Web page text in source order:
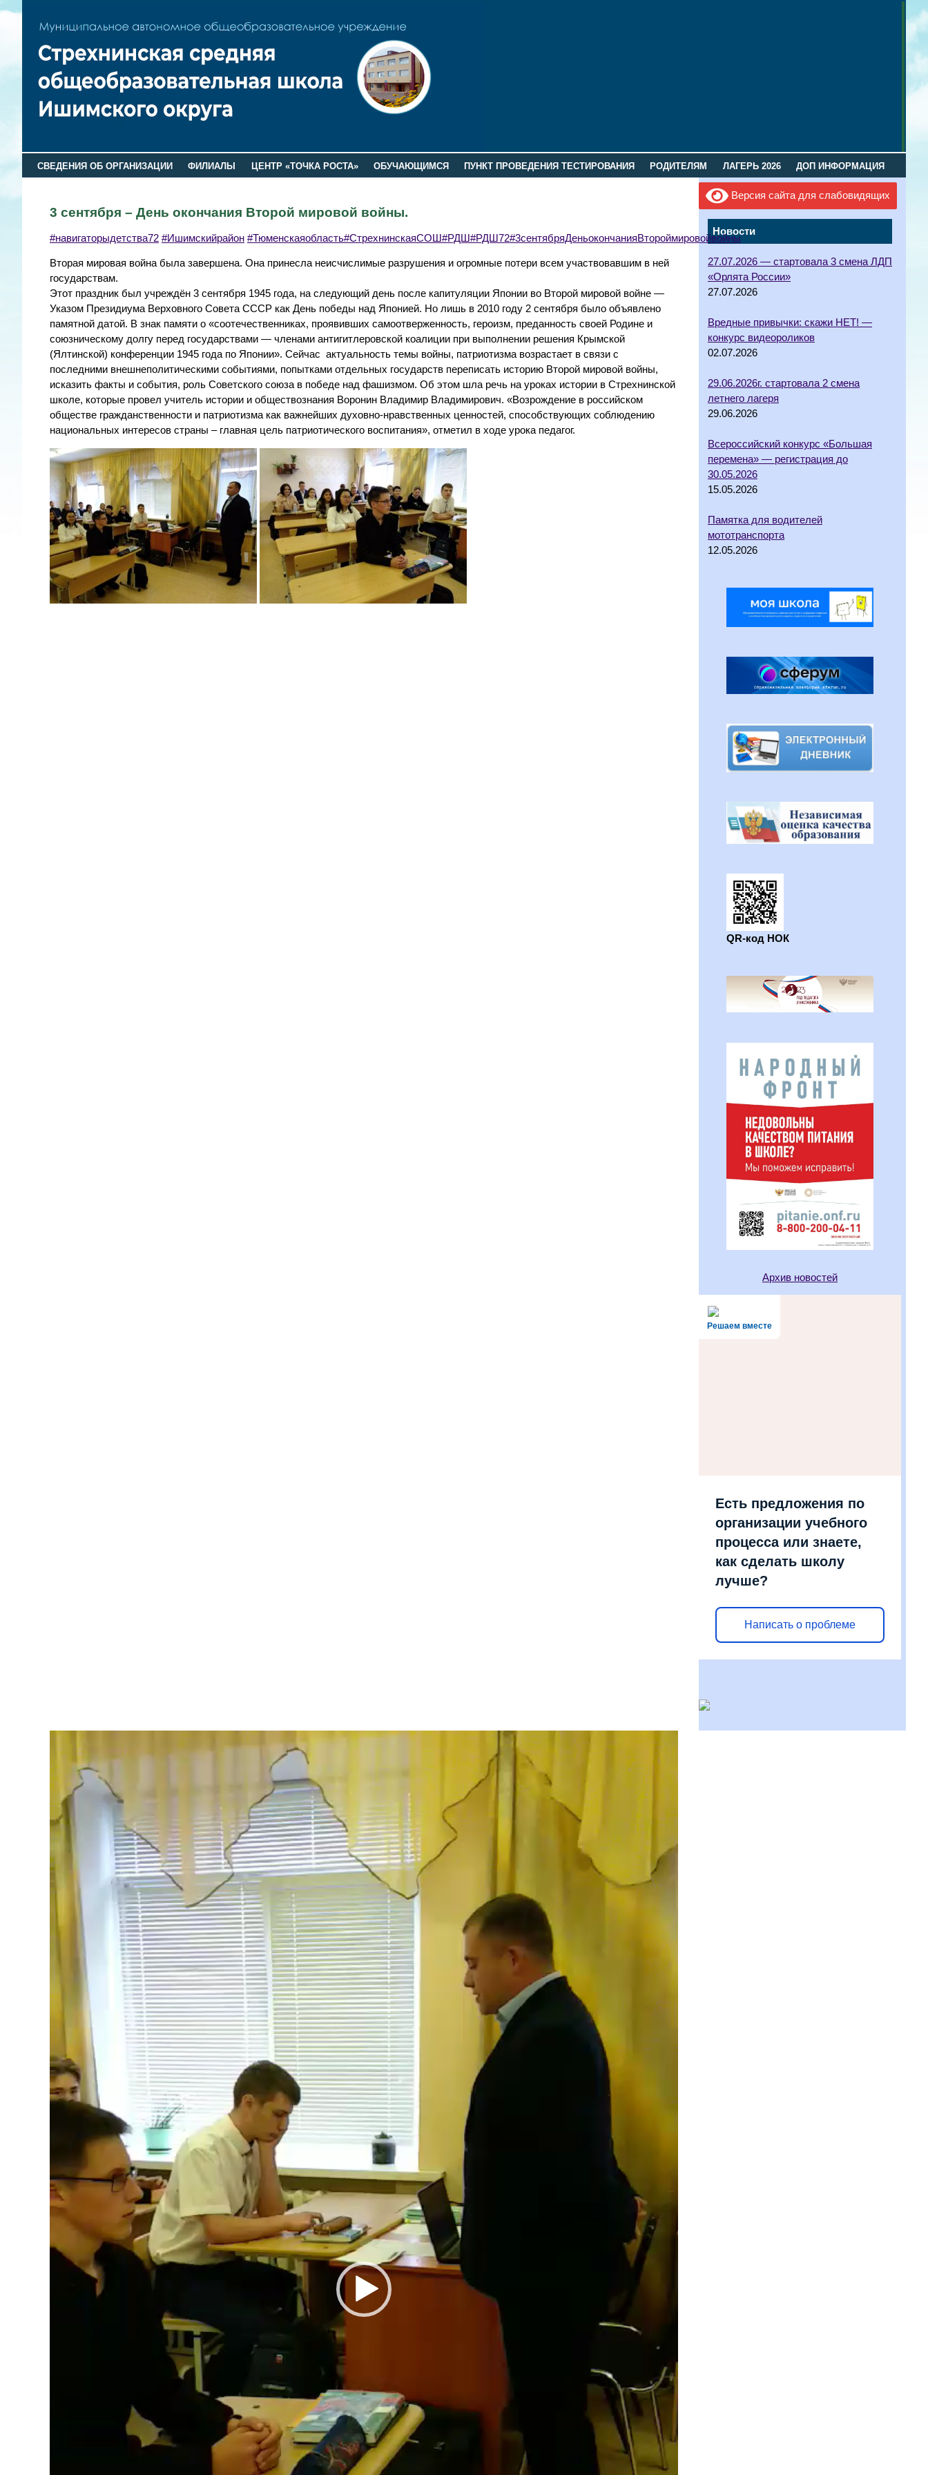
СВЕДЕНИЯ ОБ ОРГАНИЗАЦИИ ФИЛИАЛЫ ЦЕНТР «ТОЧКА РОСТА» ОБУЧАЮЩИМСЯ ПУНКТ ПРОВЕДЕНИЯ ТЕСТИРОВАНИЯ РОДИТЕЛЯМ ЛАГЕРЬ 2026 ДОП ИНФОРМАЦИЯ
Версия сайта для слабовидящих
Новости
27.07.2026 — стартовала 3 смена ЛДП
«Орлята России»
27.07.2026
Вредные привычки: скажи НЕТ! —
конкурс видеороликов
02.07.2026
29.06.2026г. стартовала 2 смена
летнего лагеря
29.06.2026
Всероссийский конкурс «Большая
перемена» — регистрация до
30.05.2026
15.05.2026
Памятка для водителей
мототранспорта
12.05.2026
QR-код НОК
Архив новостей
Решаем вместе
Есть предложения по
организации учебного
процесса или знаете,
как сделать школу
лучше?
Написать о проблеме
3 сентября – День окончания Второй мировой войны.
#навигаторыдетства72 #Ишимскийрайон #Тюменскаяобласть#СтрехнинскаяСОШ #РДШ#РДШ72#3сентябряДеньокончанияВтороймировойвойны
Вторая мировая война была завершена. Она принесла неисчислимые разрушения и огромные потери всем участвовавшим в ней
государствам.
Этот праздник был учреждён 3 сентября 1945 года, на следующий день после капитуляции Японии во Второй мировой войне —
Указом Президиума Верховного Совета СССР как День победы над Японией. Но лишь в 2010 году 2 сентября было объявлено
памятной датой. В знак памяти о «соотечественниках, проявивших самоотверженность, героизм, преданность своей Родине и
союзническому долгу перед государствами — членами антигитлеровской коалиции при выполнении решения Крымской
(Ялтинской) конференции 1945 года по Японии». Сейчас актуальность темы войны, патриотизма возрастает в связи с
последними внешнеполитическими событиями, попытками отдельных государств переписать историю Второй мировой войны,
исказить факты и события, роль Советского союза в победе над фашизмом. Об этом шла речь на уроках истории в Стрехнинской
школе, которые провел учитель истории и обществознания Воронин Владимир Владимирович. «Возрождение в российском
обществе гражданственности и патриотизма как важнейших духовно-нравственных ценностей, способствующих соблюдению
национальных интересов страны – главная цель патриотического воспитания», отметил в ходе урока педагог.